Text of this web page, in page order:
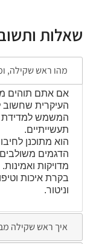
שאלות
מהו ראש שקילה,
אם אתם תוהים
העיקרית שחשוב
המשמש למדידת
תעשייתיים.
הוא מתוכנן
הדגמים
מדויקות
בקרת איכות
וניטור.
איך ראש שקילה